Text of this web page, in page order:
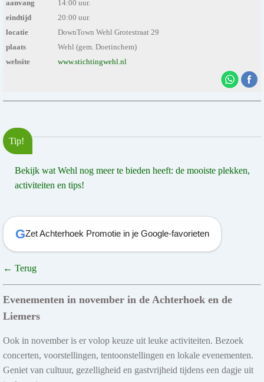
aanvang
14:00 uur.
eindtijd
20:00 uur.
locatie
DownTown Wehl Grotestraat 29
plaats
Wehl (gem. Doetinchem)
website
www.stichtingwehl.nl
Tip!
Bekijk wat Wehl nog meer te bieden heeft: de mooiste plekken,
activiteiten en tips!
GZet Achterhoek Promotie in je Google-favorieten
← Terug
Evenementen in november in de Achterhoek en de
Liemers
Ook in november is er volop keuze uit leuke activiteiten. Bezoek
concerten, voorstellingen, tentoonstellingen en lokale evenementen.
Geniet van cultuur, gezelligheid en gastvrijheid tijdens een dagje uit